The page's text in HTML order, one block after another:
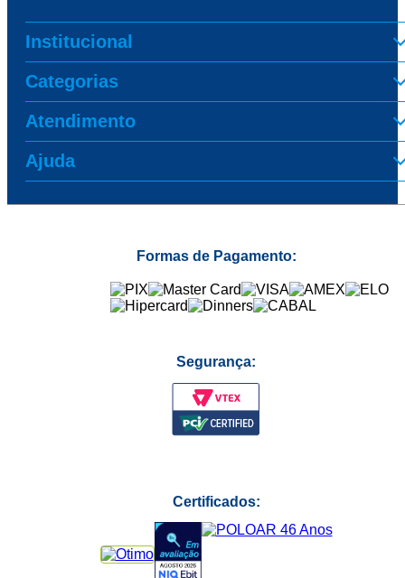
Institucional
Categorias
Atendimento
Ajuda
Formas de Pagamento:
Segurança:
Certificados: